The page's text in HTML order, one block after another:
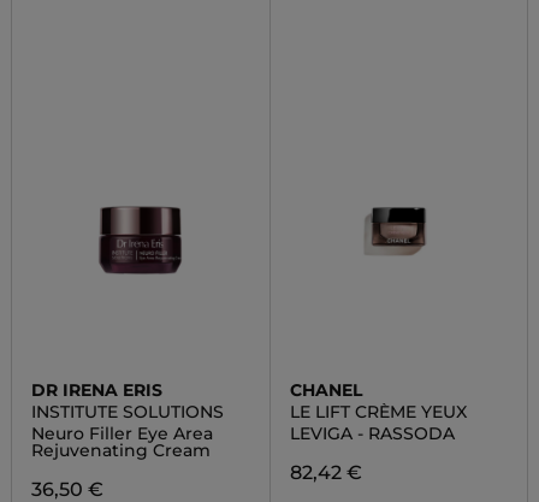
DR IRENA ERIS
INSTITUTE SOLUTIONS
Neuro Filler Eye Area
Rejuvenating Cream
36,50 €
CHANEL
LE LIFT CRÈME YEUX
LEVIGA - RASSODA
82,42 €